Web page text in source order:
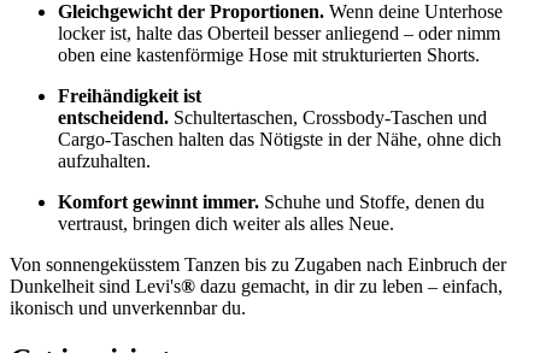
Gleichgewicht der Proportionen. Wenn deine Unterhose
locker ist, halte das Oberteil besser anliegend – oder nimm
oben eine kastenförmige Hose mit strukturierten Shorts.
Freihändigkeit ist
entscheidend. Schultertaschen, Crossbody-Taschen und
Cargo-Taschen halten das Nötigste in der Nähe, ohne dich
aufzuhalten.
Komfort gewinnt immer. Schuhe und Stoffe, denen du
vertraust, bringen dich weiter als alles Neue.
Von sonnengeküsstem Tanzen bis zu Zugaben nach Einbruch der
Dunkelheit sind Levi's® dazu gemacht, in dir zu leben – einfach,
ikonisch und unverkennbar du.